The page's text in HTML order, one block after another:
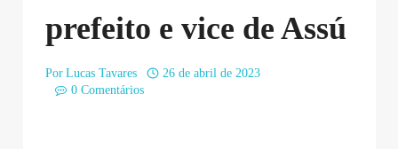
prefeito e vice de Assú
Por Lucas Tavares
26 de abril de 2023
0 Comentários